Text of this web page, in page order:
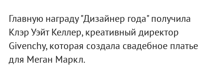
Главную награду "Дизайнер года" получила
Клэр Уэйт Келлер, креативный директор
Givenchy, которая создала свадебное платье
для Меган Маркл.